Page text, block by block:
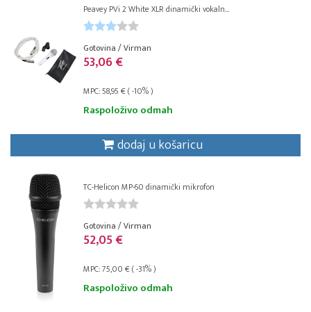
Peavey PVi 2 White XLR dinamički vokaln...
Gotovina / Virman
53,06 €
MPC: 58,95 € ( -10% )
Raspoloživo odmah
dodaj u košaricu
TC-Helicon MP-60 dinamički mikrofon
Gotovina / Virman
52,05 €
MPC: 75,00 € ( -31% )
Raspoloživo odmah